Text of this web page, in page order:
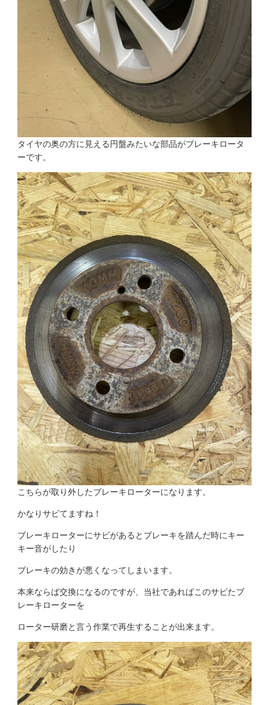
タイヤの奥の方に見える円盤みたいな部品がブレーキロータ
ーです。
こちらが取り外したブレーキローターになります。
かなりサビてますね！
ブレーキローターにサビがあるとブレーキを踏んだ時にキー
キー音がしたり
ブレーキの効きが悪くなってしまいます。
本来ならば交換になるのですが、当社であればこのサビたブ
レーキローターを
ローター研磨と言う作業で再生することが出来ます。